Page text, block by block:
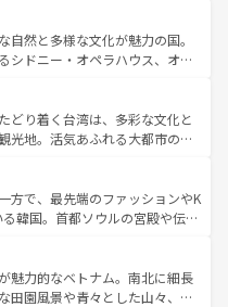
、音楽と美食が融合した独特の
リカの各地域で異なる魅力を楽
豊かな歴史を感じることができ
着のアメリカ
照してほしい。
、定番の観光地といえばオアフ
るならマウイ島やカウアイ島が
ーンに輝く海をはじめ、豊かな
る人々を迎えてくれるハワイの
ードやハワイアンミュージッ
ど、すべてがハワイの魅力を彩
ハワイ情報
てほしい。
自然と多様な文化が魅力の国。
シドニー・オペラハウス、オー
そびえるウルル（エアーズロッ
原生林やケアンズの熱帯雨林な
また、カフェやワイン、オージ
実しており、サーフィンやダイ
アウトドア好きにはたまらな
な魅力を存分に味わいつくそ
どり着く台湾は、多彩な文化と
光地。活気あふれる大都市の台
る台湾東部など、都市の喧騒
おり、訪れる人に新しい発見と
また、奥深い台湾の食文化も魅
など、バラエティ豊かな料理
新着の台湾情報は コンテンツ一覧を参
方で、最先端のファッションやK
韓国。首都ソウルの宮殿や伝統
折々の自然美を楽しむことが
焼肉、絶品のストリートフード
が待っている。夜には、韓国な
魅力的なベトナム。南北に細長
田園風景や青々とした山々、世